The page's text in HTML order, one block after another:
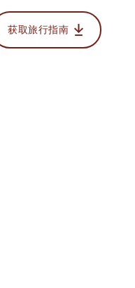
获取旅行指南